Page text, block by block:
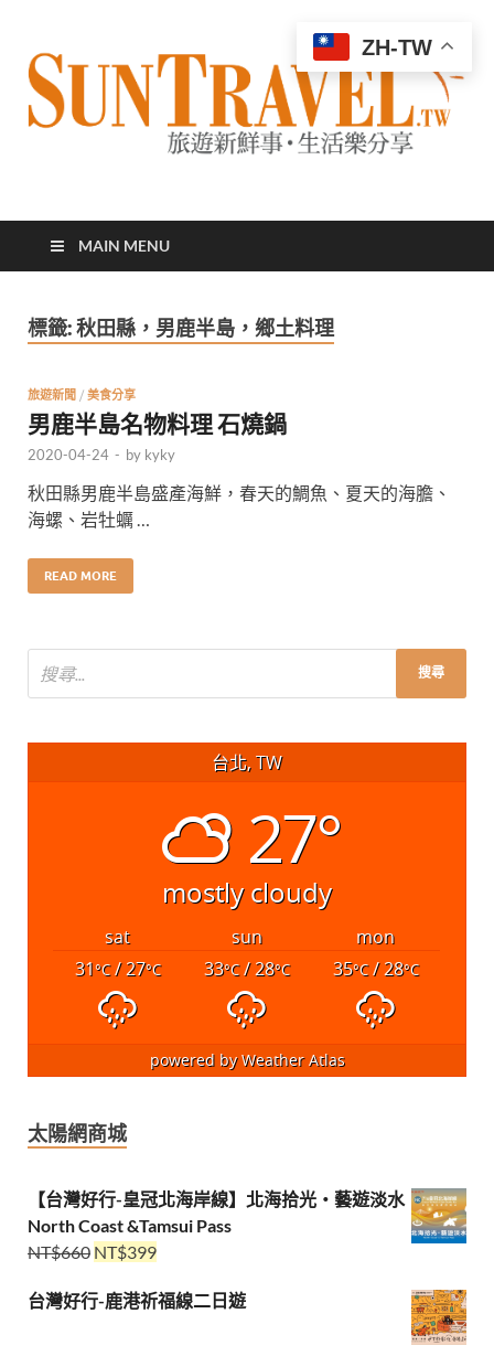
太陽網
MAIN MENU
標籤:秋田縣，男鹿半島，鄉土料理
旅遊新聞 / 美食分享
男鹿半島名物料理 石燒鍋
2020-04-24 - by kyky
秋田縣男鹿半島盛產海鮮，春天的鯛魚、夏天的海膽、
海螺、岩牡蠣 …
READ MORE
台北, TW
27°
mostly cloudy
sat sun
mon
31°C/ 27°C 33°C/ 28°C 35°C/ 28°C
powered byWeather Atlas
太陽網商城
【台灣好行-皇冠北海岸線】北海拾光・藝遊淡水
North Coast &Tamsui Pass
NT$660 NT$399
台灣好行-鹿港祈福線二日遊
ZH-TW